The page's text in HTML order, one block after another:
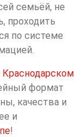
семьёй, не
проходить
по системе
формат
качества и
и
!